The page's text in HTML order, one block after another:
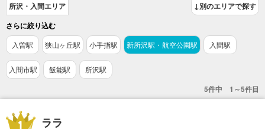
↓別のエリアで探す
所沢・入間エリア
さらに絞り込む
入曽駅 狭山ヶ丘駅 小手指駅 新所沢駅・航空公園駅 入間駅
入間市駅 飯能駅 所沢駅
5件中 1～5件目
ララ